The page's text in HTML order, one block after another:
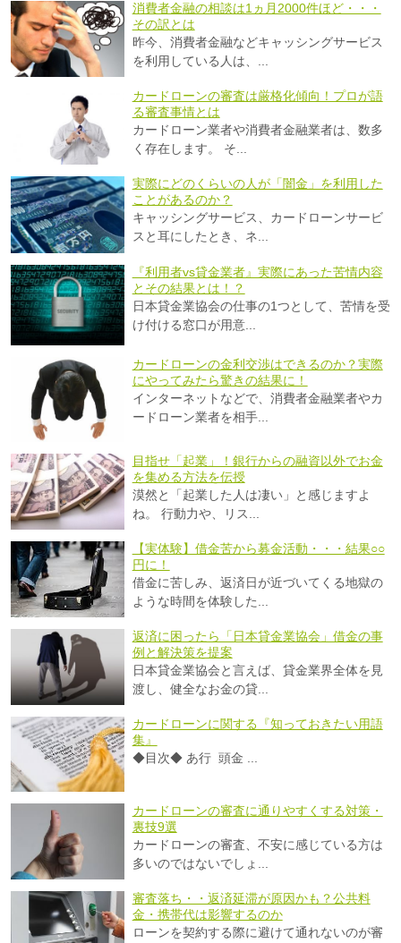
消費者金融の相談は1ヵ月2000件ほど・・・
その訳とは
昨今、消費者金融などキャッシングサービス
を利用している人は、...
カードローンの審査は厳格化傾向！プロが語
る審査事情とは
カードローン業者や消費者金融業者は、数多
く存在します。 そ...
実際にどのくらいの人が「闇金」を利用した
ことがあるのか？
キャッシングサービス、カードローンサービ
スと耳にしたとき、ネ...
『利用者vs貸金業者』実際にあった苦情内容
とその結果とは！？
日本貸金業協会の仕事の1つとして、苦情を受
け付ける窓口が用意...
カードローンの金利交渉はできるのか？実際
にやってみたら驚きの結果に！
インターネットなどで、消費者金融業者やカ
ードローン業者を相手...
目指せ「起業」！銀行からの融資以外でお金
を集める方法を伝授
漠然と「起業した人は凄い」と感じますよ
ね。 行動力や、リス...
【実体験】借金苦から募金活動・・・結果○○
円に！
借金に苦しみ、返済日が近づいてくる地獄の
ような時間を体験した...
返済に困ったら「日本貸金業協会」借金の事
例と解決策を提案
日本貸金業協会と言えば、貸金業界全体を見
渡し、健全なお金の貸...
カードローンに関する『知っておきたい用語
集』
◆目次◆ あ行 頭金 ...
カードローンの審査に通りやすくする対策・
裏技9選
カードローンの審査、不安に感じている方は
多いのではないでしょ...
審査落ち・・返済延滞が原因かも？公共料
金・携帯代は影響するのか
ローンを契約する際に避けて通れないのが審